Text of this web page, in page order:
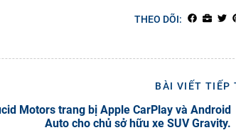
THEO DÕI:
BÀI VIẾT TIẾP
Motors trang bị Apple CarPlay và Android
Auto cho chủ sở hữu xe SUV Gravity.